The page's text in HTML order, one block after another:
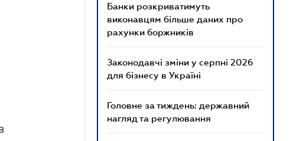
Банки розкриватимуть
виконавцям більше даних про
рахунки боржників
Законодавчі зміни у серпні 2026
для бізнесу в Україні
Головне за тиждень: державний
нагляд та регулювання